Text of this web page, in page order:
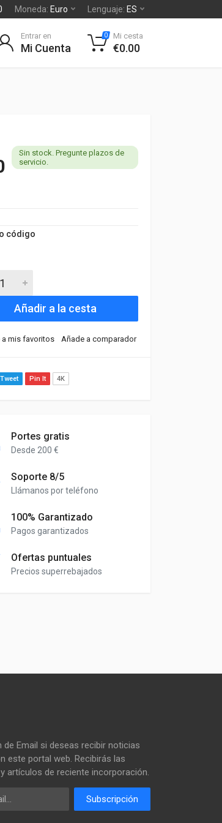
Moneda: Euro Lenguaje: ES
Entrar en
Mi Cuenta
0 Mi cesta
€0.00
Sin stock. Pregunte plazos de
servicio.
código
Añadir a la cesta
a mis favoritos Añade a comparador
Tweet Pin It 4K
Portes gratis
Desde 200 €
Soporte 8/5
Llámanos por teléfono
100% Garantizado
Pagos garantizados
Ofertas puntuales
Precios superrebajados
de Email si deseas recibir noticias
este portal web. Recibirás las
artículos de reciente incorporación.
Subscripción